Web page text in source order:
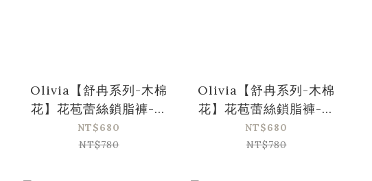
Olivia【舒冉系列-木棉
花】花苞蕾絲鎖脂褲-黑
色
NT$680
NT$780
Olivia【舒冉系列-木棉
花】花苞蕾絲鎖脂褲-灰
色
NT$680
NT$780